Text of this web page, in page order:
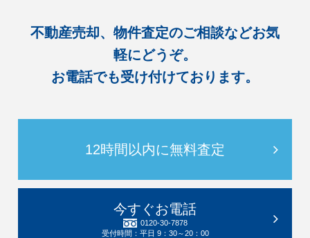
不動産売却、物件査定のご相談などお気
軽にどうぞ。
お電話でも受け付けております。
12時間以内に無料査定
今すぐお電話
0120-30-7878
受付時間：平日 9：30～20：00